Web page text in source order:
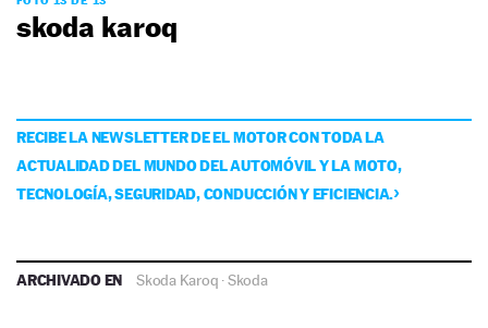
skoda karoq
RECIBE LA NEWSLETTER DE EL MOTOR CON TODA LA
ACTUALIDAD DEL MUNDO DEL AUTOMÓVIL Y LA MOTO,
TECNOLOGÍA, SEGURIDAD, CONDUCCIÓN Y EFICIENCIA.
ARCHIVADO EN Skoda Karoq ·Skoda